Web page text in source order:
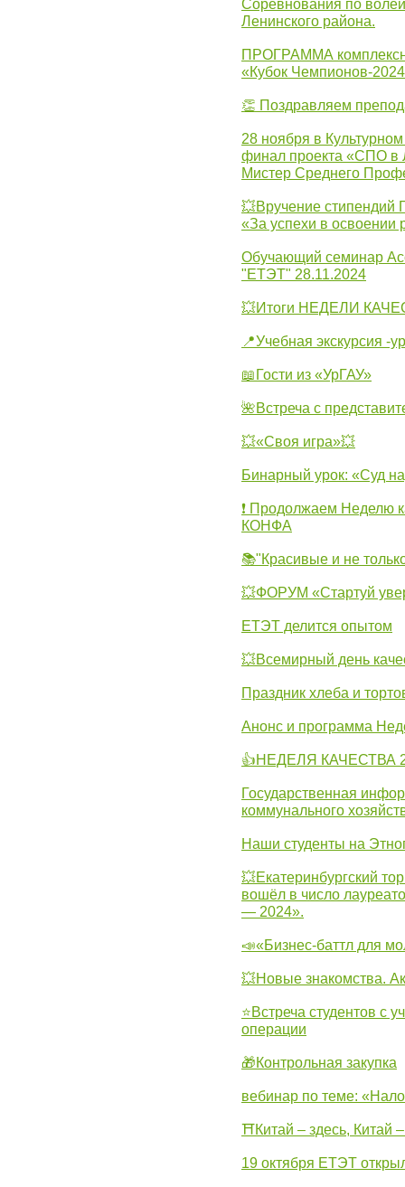
Соревнования по
Ленинского района.
ПРОГРАММА
«Кубок Чемпионов-
👏 Поздравляем
28 ноября в
финал проекта «СПО в
Мистер Среднего
💥Вручение стипендий
«За успехи в освоении
Обучающий семинар
"ЕТЭТ" 28.11.2024
💥Итоги НЕДЕЛИ
📍Учебная экскурсия -
📖Гости из «УрГАУ»
🌺Встреча с
💥«Своя игра»💥
Бинарный урок: «Суд
❗ Продолжаем Неделю
КОНФА
📚"Красивые и не
💥ФОРУМ «Стартуй
ЕТЭТ делится опытом
💥Всемирный день
Праздник хлеба и
Анонс и программа
👍НЕДЕЛЯ КАЧЕСТВА
Государственная
коммунального
Наши студенты на
💥Екатеринбургский
вошёл в число
— 2024».
📣«Бизнес-баттл для
💥Новые знакомства.
⭐Встреча студентов с
операции
🎁Контрольная закупка
вебинар по теме:
⛩Китай – здесь, Китай
19 октября ЕТЭТ